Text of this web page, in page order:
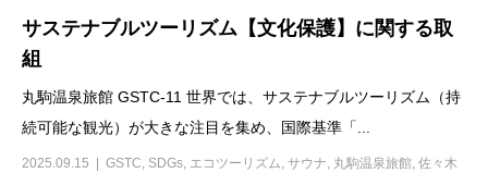
サステナブルツーリズム【文化保護】に関する取
組
丸駒温泉旅館 GSTC-11 世界では、サステナブルツーリズム（持
続可能な観光）が大きな注目を集め、国際基準「...
2025.09.15 GSTC, SDGs, エコツーリズム, サウナ, 丸駒温泉旅館, 佐々木